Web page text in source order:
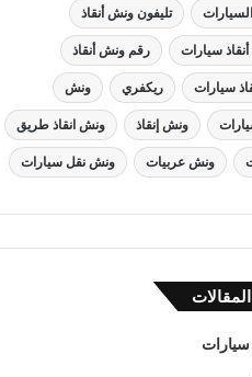
تليفون ونش أنقاذ
سيارات رقم ونش أنقاذ
سيارات ريكفري ونش
ونش إنقاذ ونش انقاذ طريق
ونش عربيات ونش نقل سيارات
سيارات